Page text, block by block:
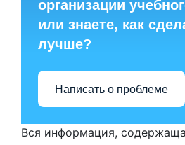
организации
или знаете, как
лучше?
Написать о проблеме
Вся информация,